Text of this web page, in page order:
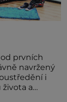
prvních
navržený
i
a